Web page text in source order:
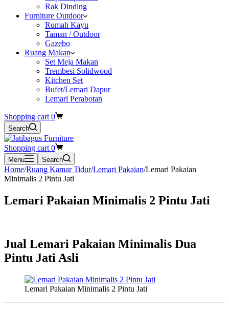
Rak Dinding
Furniture Outdoor
Rumah Kayu
Taman / Outdoor
Gazebo
Ruang Makan
Set Meja Makan
Trembesi Solidwood
Kitchen Set
Bufet/Lemari Dapur
Lemari Perabotan
Shopping cart 0
Search
Shopping cart 0
Menu Search
Home/Ruang Kamar Tidur/Lemari Pakaian/Lemari Pakaian
Minimalis 2 Pintu Jati
Lemari Pakaian Minimalis 2 Pintu Jati
Jual Lemari Pakaian Minimalis Dua
Pintu Jati Asli
Lemari Pakaian Minimalis 2 Pintu Jati